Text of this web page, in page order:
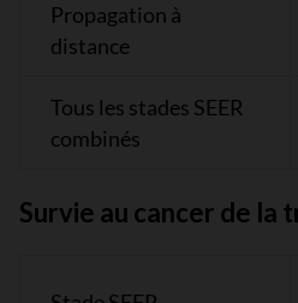
Propagation à
distance
Tous les stades SEER
combinés
Survie au cancer de la